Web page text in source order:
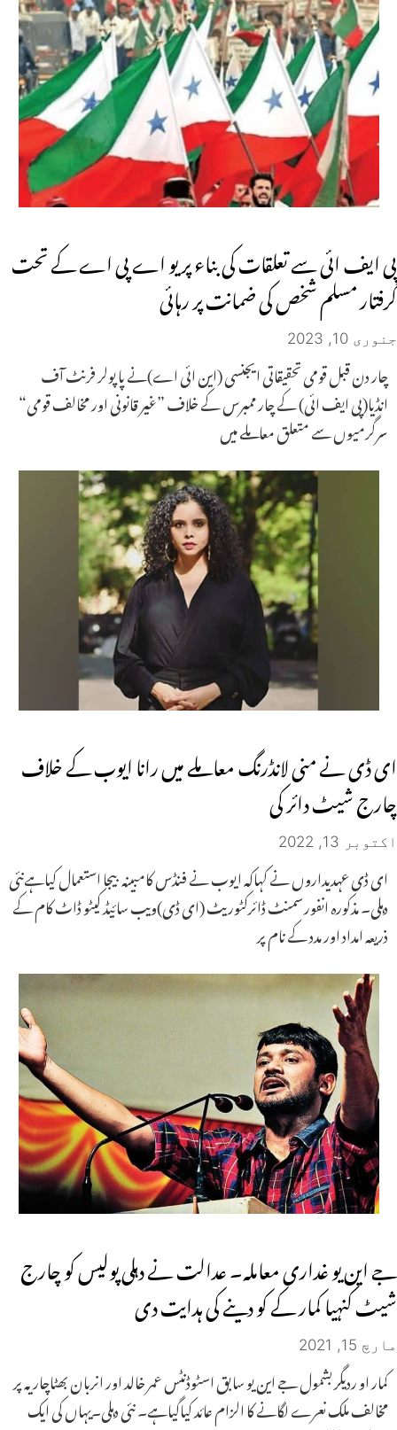
پی ایف ائی سے تعلقات کی بناء پر یو اے پی اے کے تحت
گرفتار مسلم شخص کی ضمانت پر رہائی
جنوری 10, 2023
چار دن قبل قومی تحقیقاتی ایجنسی (این ائی اے)نے پاپولر فرنٹ آف
انڈیا(پی ایف ائی) کے چار ممبرس کے خلاف ”غیر قانونی اور مخالف قومی“
سرگرمیوں سے متعلق معاملے میں
ای ڈی نے منی لانڈرنگ معاملے میں رانا ایوب کے خلاف
چارج شیٹ دائر کی
اکتوبر 13, 2022
ای ڈی عہدیداروں نے کہاکہ ایوب نے فنڈس کامبینہ بیجا استعمال کیاہےنئی
دہلی۔ مذکورہ انفورسمنٹ ڈائرکٹوریٹ (ای ڈی)ویب سائیڈ کیٹو ڈاٹ کام کے
ذریعہ امداد اور مدد کے نام پر
جے این یو غداری معاملہ۔ عدالت نے دہلی پولیس کو چارج
شیٹ کنہیا کمار کے کو دینے کی ہدایت دی
مارچ 15, 2021
کمار او ردیگر بشمول جے این یو سابق اسٹوڈنٹس عمر خالد اور انربان بھٹاچاریہ پر
مخالف ملک نعرے لگانے کا الزام عائد کیاگیاہے۔ نئی دہلی۔یہاں کی ایک